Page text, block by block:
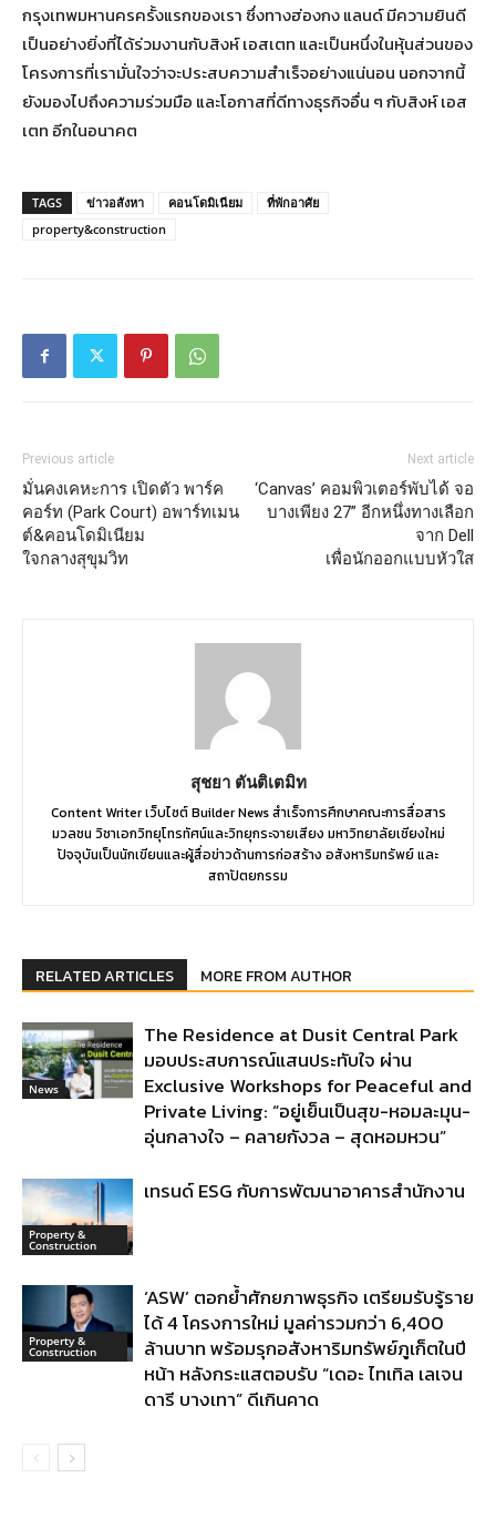
กรุงเทพมหานครครั้งแรกของเรา ซึ่งทางฮ่องกง แลนด์ มีความยินดี
เป็นอย่างยิ่งที่ได้ร่วมงานกับสิงห์ เอสเตท และเป็นหนึ่งในหุ้นส่วนของ
โครงการที่เรามั่นใจว่าจะประสบความสำเร็จอย่างแน่นอน นอกจากนี้
ยังมองไปถึงความร่วมมือ และโอกาสที่ดีทางธุรกิจอื่น ๆ กับสิงห์ เอส
เตท อีกในอนาคต
TAGS ข่าวอสังหา คอนโดมิเนียม
ที่พักอาศัย
property&construction
Previous article
มั่นคงเคหะการ เปิดตัว พาร์ค
คอร์ท (Park Court) อพาร์ทเมน
ต์&คอนโดมิเนียม
ใจกลางสุขุมวิท
Next article
‘Canvas’ คอมพิวเตอร์พับได้ จอ
บางเพียง 27” อีกหนึ่งทางเลือก
จาก Dell
เพื่อนักออกแบบหัวใส
สุชยา ตันติเตมิท
Content Writer เว็บไซต์ Builder News สำเร็จการศึกษาคณะการสื่อสาร
มวลชน วิชาเอกวิทยุโทรทัศน์และวิทยุกระจายเสียง มหาวิทยาลัยเชียงใหม่
ปัจจุบันเป็นนักเขียนและผู้สื่อข่าวด้านการก่อสร้าง อสังหาริมทรัพย์ และ
สถาปัตยกรรม
RELATED ARTICLES MORE FROM AUTHOR
News
The Residence at Dusit Central Park
มอบประสบการณ์แสนประทับใจ ผ่าน
Exclusive Workshops for Peaceful and
Private Living: “อยู่เย็นเป็นสุข-หอมละมุน-
อุ่นกลางใจ – คลายกังวล – สุดหอมหวน”
Property &
Construction
เทรนด์ ESG กับการพัฒนาอาคารสำนักงาน
Property &
Construction
‘ASW’ ตอกย้ำศักยภาพธุรกิจ เตรียมรับรู้ราย
ได้ 4 โครงการใหม่ มูลค่ารวมกว่า 6,400
ล้านบาท พร้อมรุกอสังหาริมทรัพย์ภูเก็ตในปี
หน้า หลังกระแสตอบรับ “เดอะ ไทเทิล เลเจน
ดารี บางเทา” ดีเกินคาด